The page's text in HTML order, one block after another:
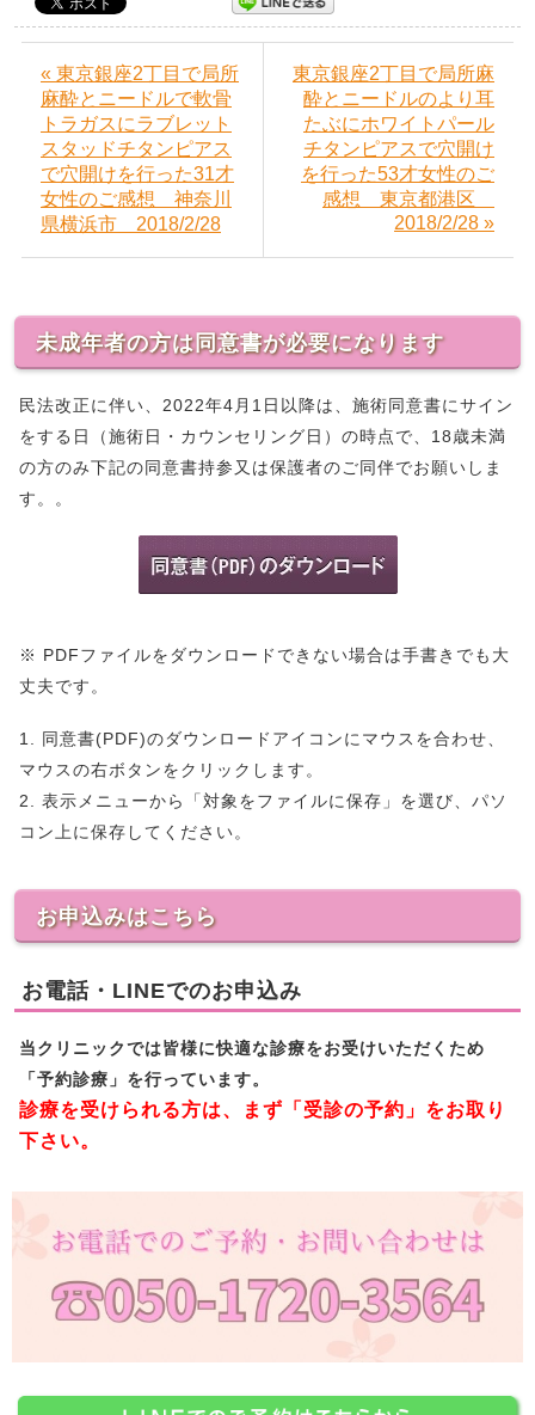
« 東京銀座2丁目で局所
麻酔とニードルで軟骨
トラガスにラブレット
スタッドチタンピアス
で穴開けを行った31才
女性のご感想 神奈川
県横浜市 2018/2/28
東京銀座2丁目で局所麻
酔とニードルのより耳
たぶにホワイトパール
チタンピアスで穴開け
を行った53才女性のご
感想 東京都港区
2018/2/28 »
未成年者の方は同意書が必要になります
民法改正に伴い、2022年4月1日以降は、施術同意書にサイン
をする日（施術日・カウンセリング日）の時点で、18歳未満
の方のみ下記の同意書持参又は保護者のご同伴でお願いしま
す。。
※ PDFファイルをダウンロードできない場合は手書きでも大
丈夫です。
1. 同意書(PDF)のダウンロードアイコンにマウスを合わせ、
マウスの右ボタンをクリックします。
2. 表示メニューから「対象をファイルに保存」を選び、パソ
コン上に保存してください。
お申込みはこちら
お電話・LINEでのお申込み
当クリニックでは皆様に快適な診療をお受けいただくため
「予約診療」を行っています。
診療を受けられる方は、まず「受診の予約」をお取り
下さい。